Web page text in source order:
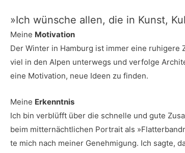
»Ich wün­sche allen, die in Kunst,
Mei­ne Motivation
Der Win­ter in Ham­burg ist immer eine
viel in den Alpen unter­wegs und ver­fol­ge
eine Moti­va­ti­on, neue Ideen zu finden.
Mei­ne Erkenntnis
Ich bin ver­blüfft über die schnel­le und gute
beim mit­ter­nächt­li­chen Por­trait als
te mich nach mei­ner Geneh­mi­gung. Ich sag­te,